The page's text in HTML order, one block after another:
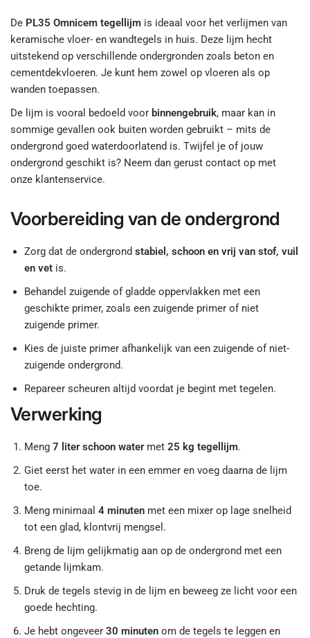
De PL35 Omnicem tegellijm is ideaal voor het verlijmen van
keramische vloer- en wandtegels in huis. Deze lijm hecht
uitstekend op verschillende ondergronden zoals beton en
cementdekvloeren. Je kunt hem zowel op vloeren als op
wanden toepassen.
De lijm is vooral bedoeld voor binnengebruik, maar kan in
sommige gevallen ook buiten worden gebruikt – mits de
ondergrond goed waterdoorlatend is. Twijfel je of jouw
ondergrond geschikt is? Neem dan gerust contact op met
onze klantenservice.
Voorbereiding van de ondergrond
Zorg dat de ondergrondstabiel, schoon en vrij van stof, vuil
en vet is.
Behandel zuigende of gladde oppervlakken met een
geschikte primer, zoals een zuigende primer of niet
zuigende primer.
Kies de juiste primer afhankelijk van een zuigende of niet-
zuigende ondergrond.
Repareer scheuren altijd voordat je begint met tegelen.
Verwerking
Meng7 liter schoon watermet25 kg tegellijm.
Giet eerst het water in een emmer en voeg daarna de lijm
toe.
Meng minimaal4 minuten met een mixer op lage snelheid
tot een glad, klontvrij mengsel.
Breng de lijm gelijkmatig aan op de ondergrond met een
getande lijmkam.
Druk de tegels stevig in de lijm en beweeg ze licht voor een
goede hechting.
Je hebt ongeveer30 minuten om de tegels te leggen en